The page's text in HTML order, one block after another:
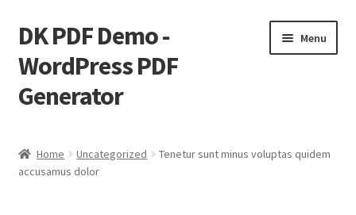
Skip
to
navigation
Skip
to
content
DK PDF Demo -
WordPress PDF
Generator
Menu
Cart
Home Uncategorized
Tenetur sunt minus voluptas quidem
accusamus dolor